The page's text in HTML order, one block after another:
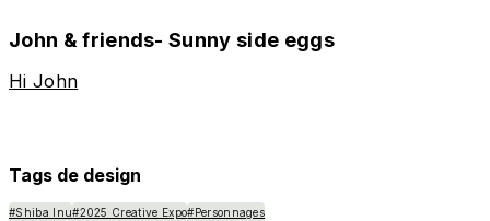
John & friends- Sunny side eggs
Hi John
Tags de design
#Shiba Inu#2025 Creative Expo#Personnages